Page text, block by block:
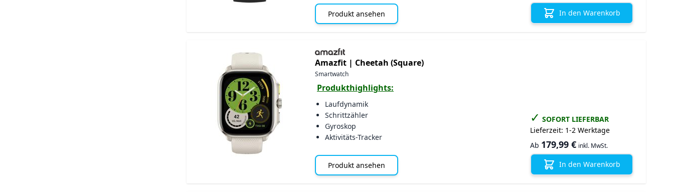
Produkt ansehen In den Warenkorb
Amazfit | Cheetah (Square)
Smartwatch
Produkthighlights:
Laufdynamik
Schrittzähler
Gyroskop
Aktivitäts-Tracker
Produkt ansehen
✓ SOFORT LIEFERBAR
Lieferzeit: 1-2 Werktage
Ab 179,99 € inkl. MwSt.
In den Warenkorb